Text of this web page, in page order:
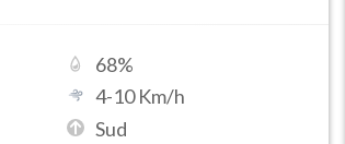
68%
4-10Km/h
Sud